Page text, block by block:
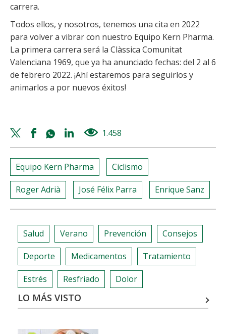
carrera.
Todos ellos, y nosotros, tenemos una cita en 2022
para volver a vibrar con nuestro Equipo Kern Pharma.
La primera carrera será la Clàssica Comunitat
Valenciana 1969, que ya ha anunciado fechas: del 2 al 6
de febrero 2022. ¡Ahí estaremos para seguirlos y
animarlos a por nuevos éxitos!
Twitter
share
Facebook
share
Whatsapp
share
Linkedin
share
1.458
Equipo Kern Pharma Ciclismo
Roger Adrià José Félix Parra Enrique Sanz
Salud Verano Prevención Consejos
Deporte Medicamentos Tratamiento
Estrés Resfriado Dolor
LO MÁS VISTO